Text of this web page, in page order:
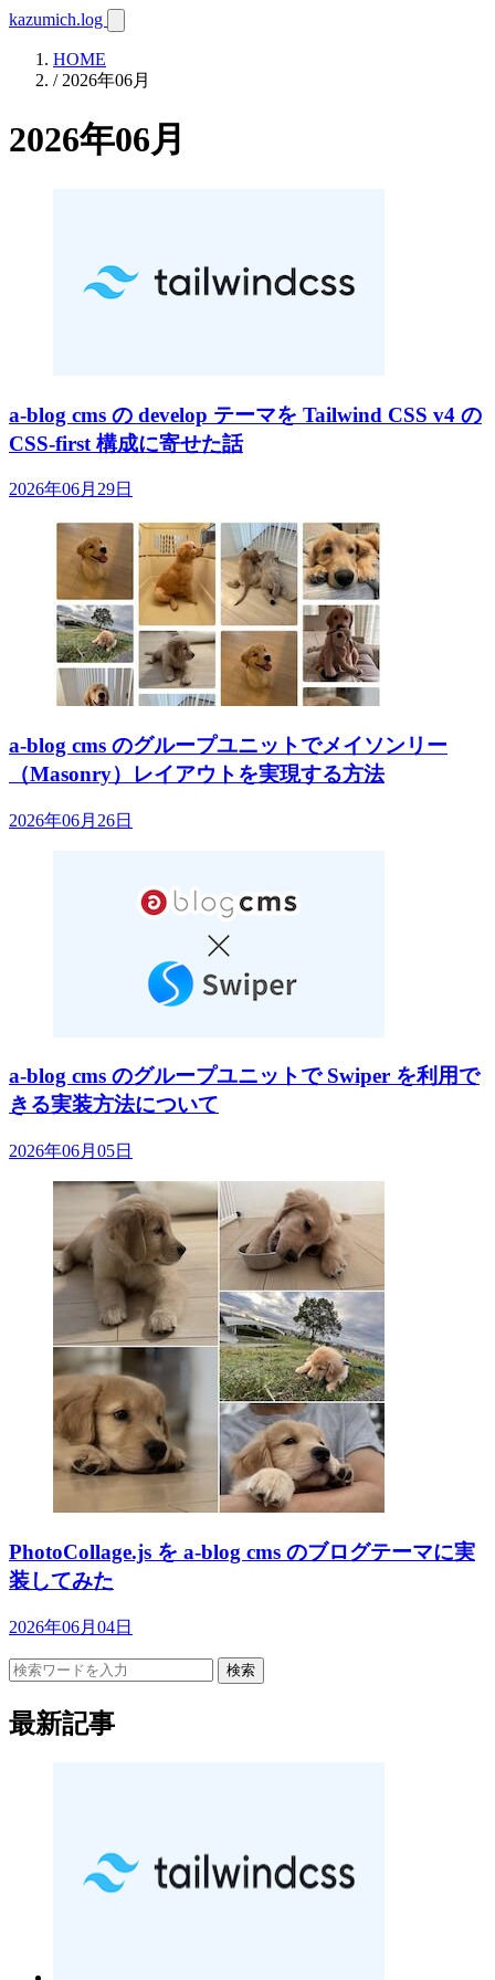
kazumich.log
HOME
/ 2026年06月
2026年06月
a-blog cms の develop テーマを Tailwind CSS v4 の
CSS-first 構成に寄せた話
2026年06月29日
a-blog cms のグループユニットでメイソンリー
（Masonry）レイアウトを実現する方法
2026年06月26日
a-blog cms のグループユニットで Swiper を利用で
きる実装方法について
2026年06月05日
PhotoCollage.js を a-blog cms のブログテーマに実
装してみた
2026年06月04日
検索
最新記事